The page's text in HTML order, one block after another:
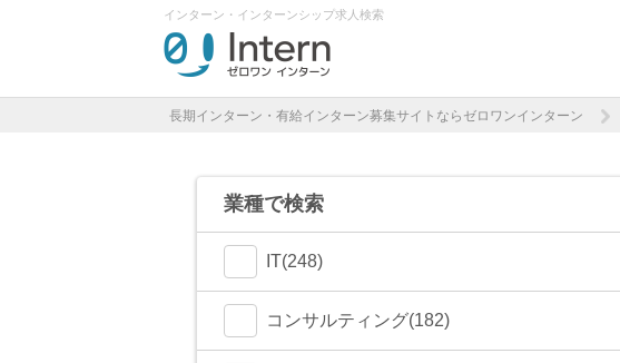
インターン・インターンシップ求人検索
長期インターン・有給インターン募集サイトならゼロワンインターン
業種で検索
IT(248)
コンサルティング(182)